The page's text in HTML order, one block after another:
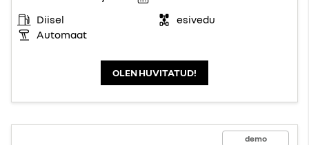
Diisel
esivedu
Automaat
OLEN HUVITATUD!
demo